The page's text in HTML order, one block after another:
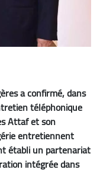
a confirmé, dans
téléphonique
Attaf et son
entretiennent
établi un partenariat
intégrée dans